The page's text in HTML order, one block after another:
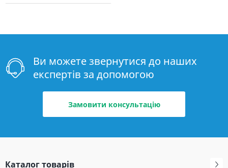
Ви можете звернутися до наших
експертів за допомогою
Замовити консультацію
Каталог товарів